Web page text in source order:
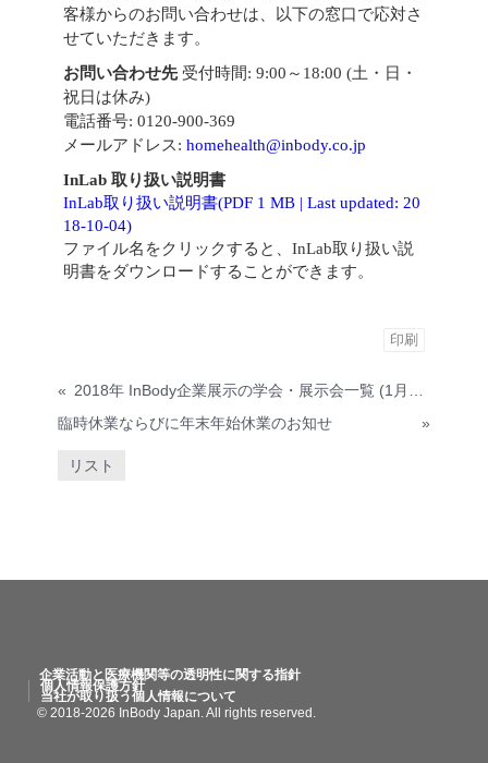
客様からのお問い合わせは、以下の窓口で応対さ
せていただきます。
お問い合わせ先受付時間: 9:00～18:00 (土・日・
祝日は休み)
電話番号: 0120-900-369
メールアドレス: homehealth@inbody.co.jp
InLab 取り扱い説明書
InLab取り扱い説明書(PDF 1 MB | Last updated: 20
18-10-04)
ファイル名をクリックすると、InLab取り扱い説
明書をダウンロードすることができます。
印刷
«
臨時休業ならびに年末年始休業のお知せ
»
リスト
企業活動と医療機関等の透明性に関する指針
個人情報保護方針
当社が取り扱う個人情報について
© 2018-2026 InBody Japan. All rights reserved.